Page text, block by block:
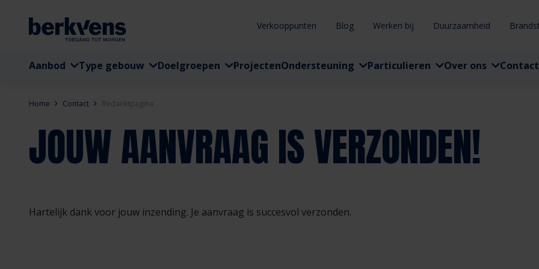
Verkooppunten Blog Werken bij Duurzaamheid
Aanbod Type gebouw Doelgroepen ProjectenOndersteuning Particulieren Over ons Contact
Home Contact Bedanktpagina
JOUW AANVRAAG IS VERZONDEN!
Hartelijk dank voor jouw inzending. Je aanvraag is succesvol verzonden.